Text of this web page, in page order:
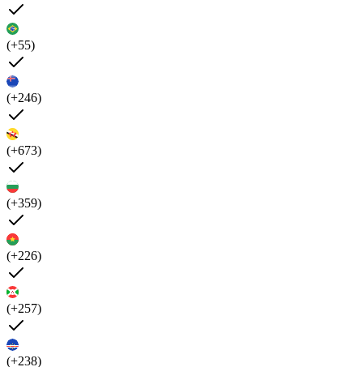
(+55)
(+246)
(+673)
(+359)
(+226)
(+257)
(+238)